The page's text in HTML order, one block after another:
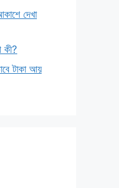
দেখা
কী?
টাকা আয়